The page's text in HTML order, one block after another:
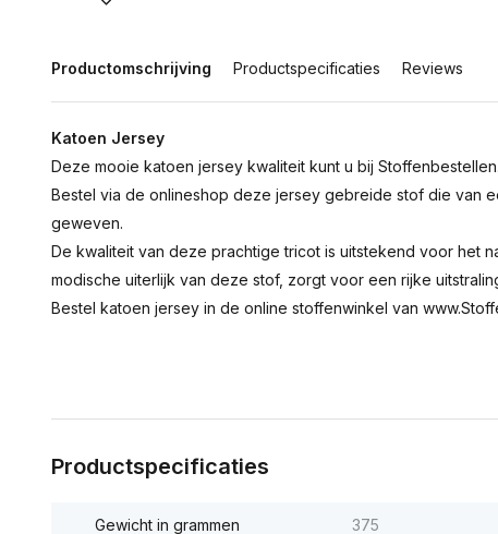
Productomschrijving Productspecificaties Reviews
Katoen Jersey
Deze mooie katoen jersey kwaliteit kunt u bij
Bestel via de onlineshop deze jersey gebreide stof die van
geweven.
De kwaliteit van deze prachtige tricot is uitstekend voor het
modische uiterlijk van deze stof, zorgt voor een rijke
Bestel katoen jersey in de online stoffenwinkel van
Productspecificaties
Gewicht in grammen 375